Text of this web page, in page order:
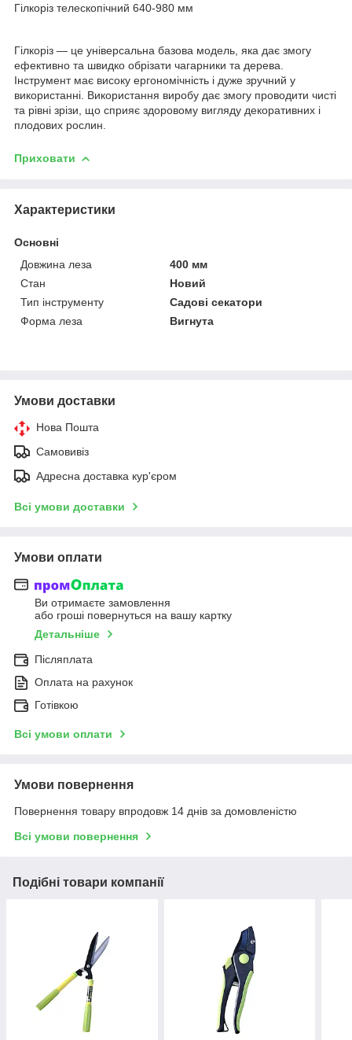
Гілкоріз телескопічний 640-980 мм
Гілкоріз — це універсальна базова модель, яка дає змогу
ефективно та швидко обрізати чагарники та дерева.
Інструмент має високу ергономічність і дуже зручний у
використанні. Використання виробу дає змогу проводити чисті
та рівні зрізи, що сприяє здоровому вигляду декоративних і
плодових рослин.
Приховати
Характеристики
Основні
Довжина леза
400 мм
Стан
Новий
Тип інструменту
Садові секатори
Форма леза
Вигнута
Умови доставки
Нова Пошта
Самовивіз
Адресна доставка кур'єром
Всі умови доставки
Умови оплати
Ви отримаєте замовлення
або гроші повернуться на вашу картку
Детальніше
Післяплата
Оплата на рахунок
Готівкою
Всі умови оплати
Умови повернення
Повернення товару впродовж 14 днів за домовленістю
Всі умови повернення
Подібні товари компанії